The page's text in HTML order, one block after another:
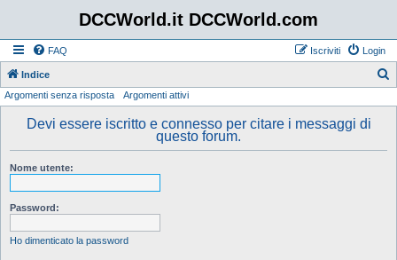
DCCWorld.it DCCWorld.com
FAQ Login
Iscriviti
Indice
Argomenti senza risposta Argomenti attivi
Devi essere iscritto e connesso per citare i messaggi di
questo forum.
Nome utente:
Password:
Ho dimenticato la password